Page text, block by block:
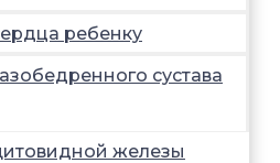
ребенку
сустава
железы